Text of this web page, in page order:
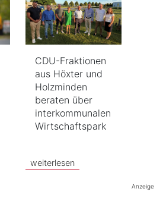
CDU-Fraktionen
aus Höxter und
Holzminden
beraten über
interkommunalen
Wirtschaftspark
weiterlesen
Anzeige